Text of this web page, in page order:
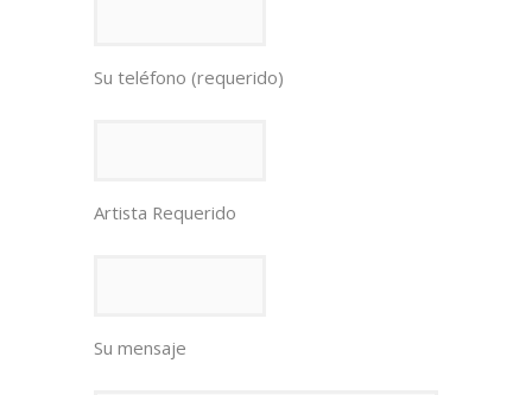
Su teléfono (requerido)
Artista Requerido
Su mensaje